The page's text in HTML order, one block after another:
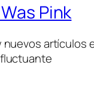
Pink
nuevos artículos